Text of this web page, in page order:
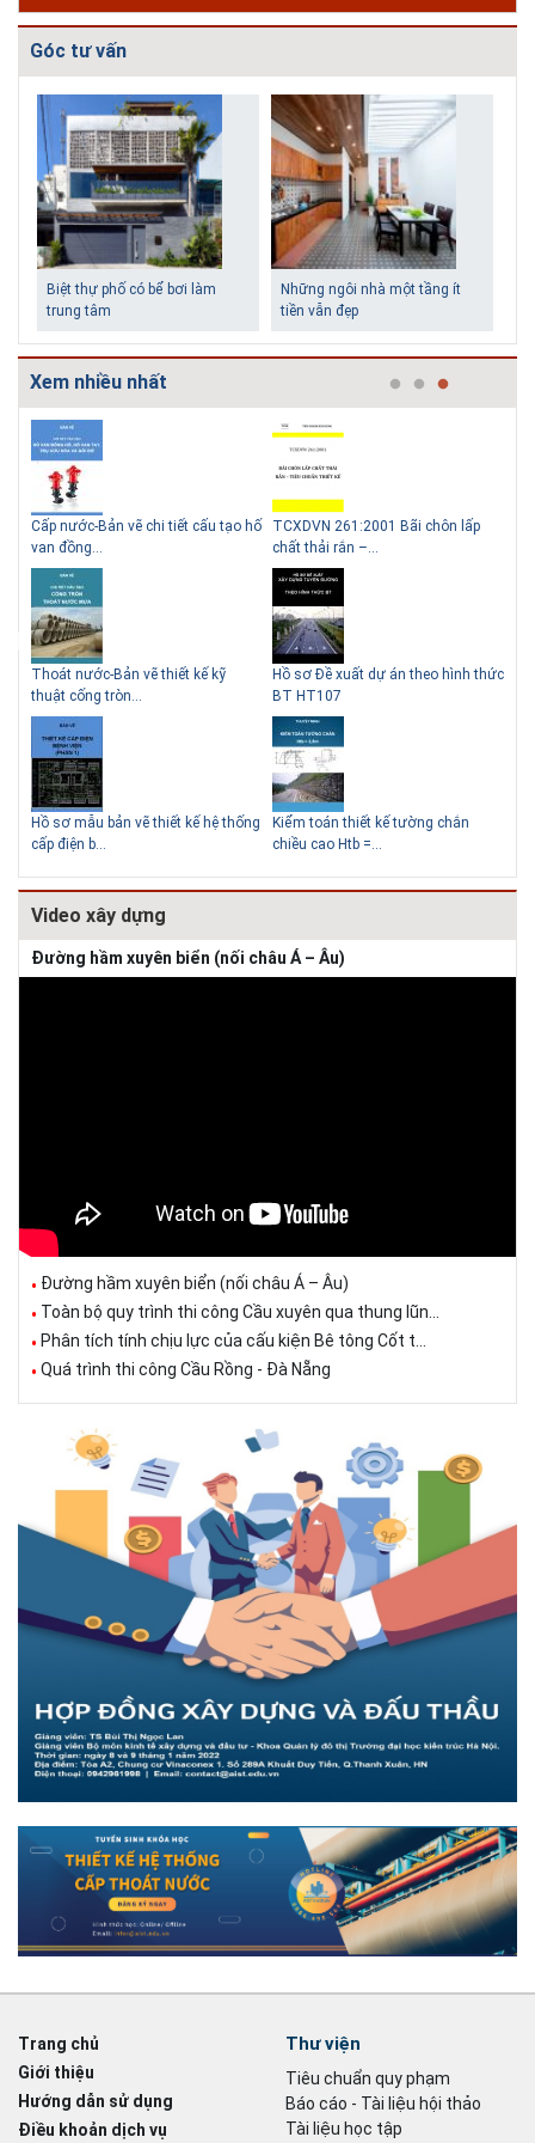
Góc tư vấn
Biệt thự phố có bể bơi làm
trung tâm
Những ngôi nhà một tầng ít
tiền vẫn đẹp
Lý do nên sử dụng gạch block
để xây nhà
Thiết kế nhà siêu nhỏ độc đáo
Giải pháp xử lý thấm chân
tường
Xem nhiều nhất
Cấp nước-Bản vẽ chi tiết cấu tạo hố
van đồng...
Thoát nước-Bản vẽ thiết kế kỹ
thuật cống tròn...
Hồ sơ mẫu bản vẽ thiết kế hệ thống
cấp điện b...
TCXDVN 261:2001 Bãi chôn lấp
chất thải rắn –...
Hồ sơ Đề xuất dự án theo hình thức
BT HT107
Kiểm toán thiết kế tường chắn
chiều cao Htb =...
Video xây dựng
Đường hầm xuyên biển (nối châu Á – Âu)
Đường hầm xuyên biển (nối châu Á – Âu)
Toàn bộ quy trình thi công Cầu xuyên qua thung lũn...
Phân tích tính chịu lực của cấu kiện Bê tông Cốt t...
Quá trình thi công Cầu Rồng - Đà Nẵng
Trang chủ
Giới thiệu
Hướng dẫn sử dụng
Điều khoản dịch vụ
Thư viện
Tiêu chuẩn quy phạm
Báo cáo - Tài liệu hội thảo
Tài liệu học tập